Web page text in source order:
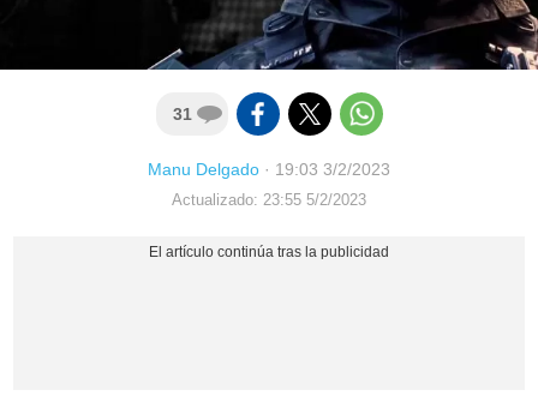
31
Manu Delgado · 19:03 3/2/2023
Actualizado: 23:55 5/2/2023